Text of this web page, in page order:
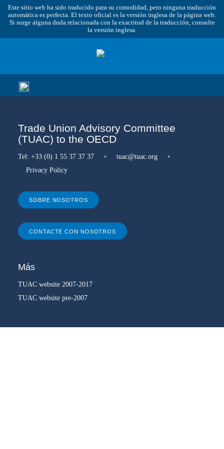
Este sitio web ha sido traducido para su comodidad, pero ninguna traducción
automática es perfecta. El texto oficial es la versión inglesa de la página web.
Si surge alguna duda relacionada con la exactitud de la traducción, consulte
la versión inglesa.
Trade Union Advisory Committee
(TUAC) to the OECD
Tel: +33 (0) 1 55 37 37 37 • tuac@tuac.org
•
Privacy Policy
SOBRE NOSOTROS
CONTACTE CON NOSOTROS
Más
TUAC website 2007-2017
TUAC website pre-2007